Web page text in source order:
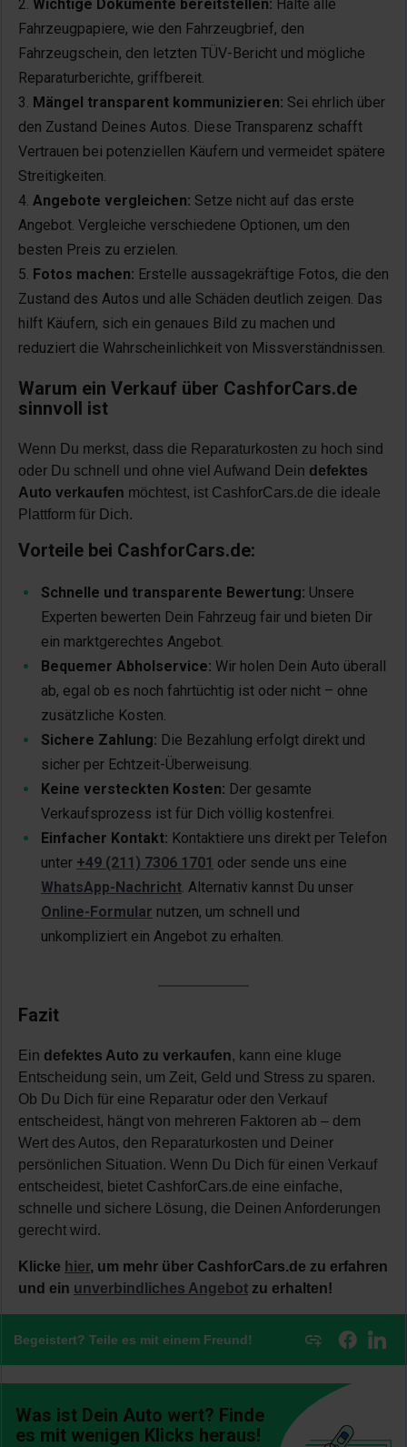
Wichtige Dokumente bereitstellen: Halte alle
Fahrzeugpapiere, wie den Fahrzeugbrief, den
Fahrzeugschein, den letzten TÜV-Bericht und mögliche
Reparaturberichte, griffbereit.
Mängel transparent kommunizieren: Sei ehrlich über
den Zustand Deines Autos. Diese Transparenz schafft
Vertrauen bei potenziellen Käufern und vermeidet spätere
Streitigkeiten.
Angebote vergleichen: Setze nicht auf das erste
Angebot. Vergleiche verschiedene Optionen, um den
besten Preis zu erzielen.
Fotos machen: Erstelle aussagekräftige Fotos, die den
Zustand des Autos und alle Schäden deutlich zeigen. Das
hilft Käufern, sich ein genaues Bild zu machen und
reduziert die Wahrscheinlichkeit von Missverständnissen.
Warum ein Verkauf über CashforCars.de
sinnvoll ist
Wenn Du merkst, dass die Reparaturkosten zu hoch sind
oder Du schnell und ohne viel Aufwand Dein defektes
Auto verkaufen möchtest, ist CashforCars.de die ideale
Plattform für Dich.
Vorteile bei CashforCars.de:
Schnelle und transparente Bewertung: Unsere
Experten bewerten Dein Fahrzeug fair und bieten Dir
ein marktgerechtes Angebot.
Bequemer Abholservice: Wir holen Dein Auto überall
ab, egal ob es noch fahrtüchtig ist oder nicht – ohne
zusätzliche Kosten.
Sichere Zahlung: Die Bezahlung erfolgt direkt und
sicher per Echtzeit-Überweisung.
Keine versteckten Kosten: Der gesamte
Verkaufsprozess ist für Dich völlig kostenfrei.
Einfacher Kontakt: Kontaktiere uns direkt per Telefon
unter +49 (211) 7306 1701 oder sende uns eine
WhatsApp-Nachricht . Alternativ kannst Du unser
Online-Formular nutzen, um schnell und
unkompliziert ein Angebot zu erhalten.
Fazit
Ein defektes Auto zu verkaufen, kann eine kluge
Entscheidung sein, um Zeit, Geld und Stress zu sparen.
Ob Du Dich für eine Reparatur oder den Verkauf
entscheidest, hängt von mehreren Faktoren ab – dem
Wert des Autos, den Reparaturkosten und Deiner
persönlichen Situation. Wenn Du Dich für einen Verkauf
entscheidest, bietet CashforCars.de eine einfache,
schnelle und sichere Lösung, die Deinen Anforderungen
gerecht wird.
Klicke hier, um mehr über CashforCars.de zu erfahren
und ein unverbindliches Angebot zu erhalten!
Begeistert? Teile es mit einem Freund!
Was ist Dein Auto wert? Finde
es mit wenigen Klicks heraus!